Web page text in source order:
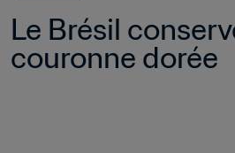
Le Brésil
couronne dorée